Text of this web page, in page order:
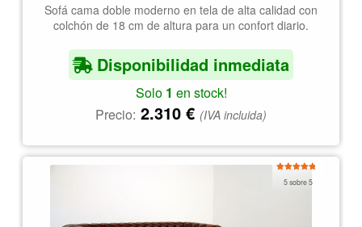
Sofá cama doble moderno en tela de alta calidad con
colchón de 18 cm de altura para un confort diario.
Disponibilidad inmediata
Solo 1 en stock!
Precio: 2.310 € (IVA incluida)
5 sobre 5